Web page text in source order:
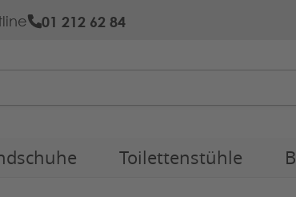
01 212 62 84
Toilettenstühle